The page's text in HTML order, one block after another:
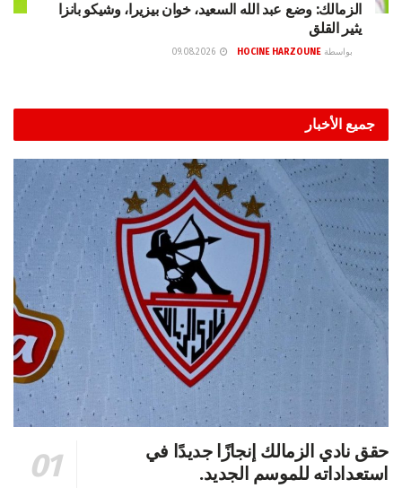
الزمالك: وضع عبد الله السعيد، خوان بيزيرا، وشيكو بانزا
يثير القلق
بواسطة HOCINE HARZOUNE
جميع الأخبار
حقق نادي الزمالك إنجازًا جديدًا في
استعداداته للموسم الجديد.